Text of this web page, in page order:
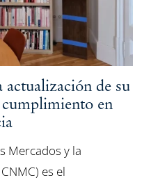
de su
cumplimiento en
Mercados y la
es el